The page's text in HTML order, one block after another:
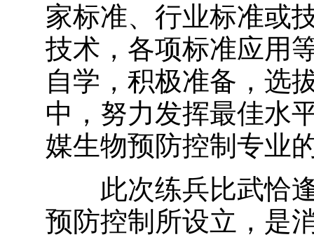
家标准、行业标准或
技术，各项标准应用
自学，积极准备，选
中，努力发挥最佳水
媒生物预防控制专业
此次练兵比武恰逢
预防控制所设立，是